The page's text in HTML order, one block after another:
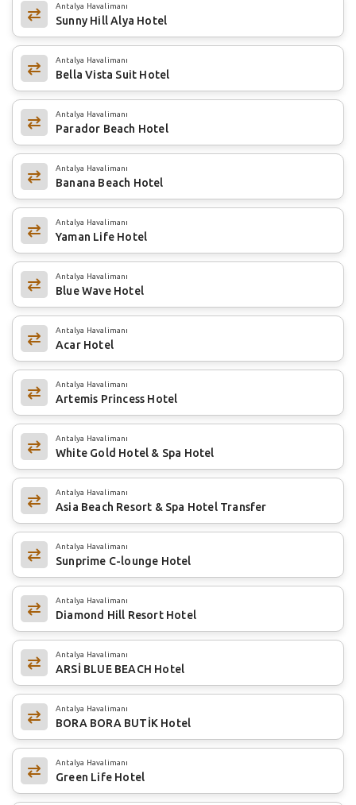
Antalya Havalimanı
Sunny Hill Alya Hotel
Antalya Havalimanı
Bella Vista Suit Hotel
Antalya Havalimanı
Parador Beach Hotel
Antalya Havalimanı
Banana Beach Hotel
Antalya Havalimanı
Yaman Life Hotel
Antalya Havalimanı
Blue Wave Hotel
Antalya Havalimanı
Acar Hotel
Antalya Havalimanı
Artemis Princess Hotel
Antalya Havalimanı
White Gold Hotel & Spa Hotel
Antalya Havalimanı
Asia Beach Resort & Spa Hotel Transfer
Antalya Havalimanı
Sunprime C-lounge Hotel
Antalya Havalimanı
Diamond Hill Resort Hotel
Antalya Havalimanı
ARSİ BLUE BEACH Hotel
Antalya Havalimanı
BORA BORA BUTİK Hotel
Antalya Havalimanı
Green Life Hotel